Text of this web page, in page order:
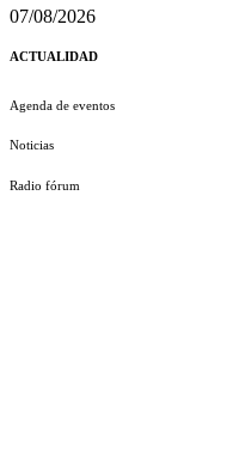
07/08/2026
ACTUALIDAD
Agenda de eventos
Noticias
Radio fórum